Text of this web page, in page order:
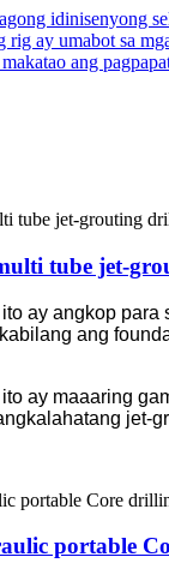
tube jet-
ay angkop para
ang
ay maaaring
jet-
portable